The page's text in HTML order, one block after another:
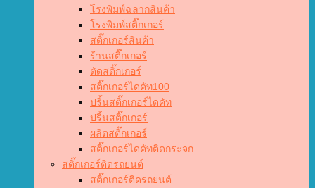
โรงพิมพ์ฉลากสินค้า
โรงพิมพ์สติ๊กเกอร์
สติ๊กเกอร์สินค้า
ร้านสติ๊กเกอร์
ตัดสติ๊กเกอร์
สติ๊กเกอร์ไดคัท100
ปริ้นสติ๊กเกอร์ไดคัท
ปริ้นสติ๊กเกอร์
ผลิตสติ๊กเกอร์
สติ๊กเกอร์ไดคัทติดกระจก
สติ๊กเกอร์ติดรถยนต์
สติ๊กเกอร์ติดรถยนต์